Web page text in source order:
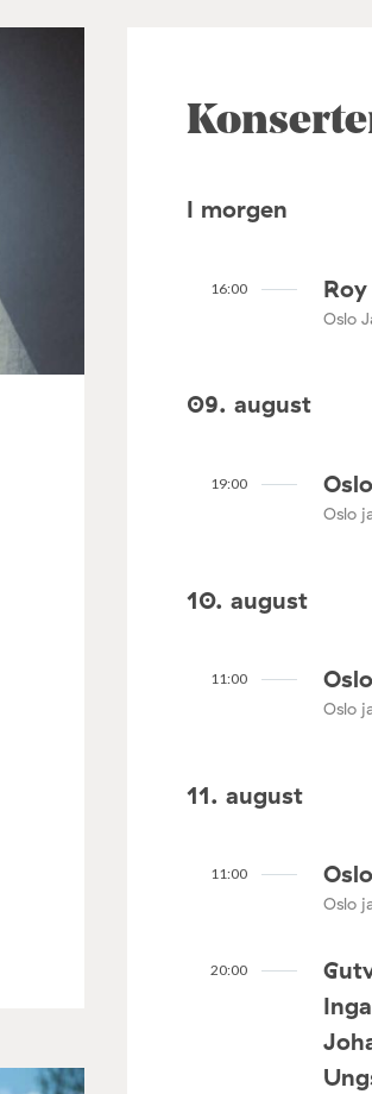
I morgen
16:00
Oslo
09. august
19:00
Oslo
10. august
11:00
Oslo
11. august
11:00
Oslo
20:00